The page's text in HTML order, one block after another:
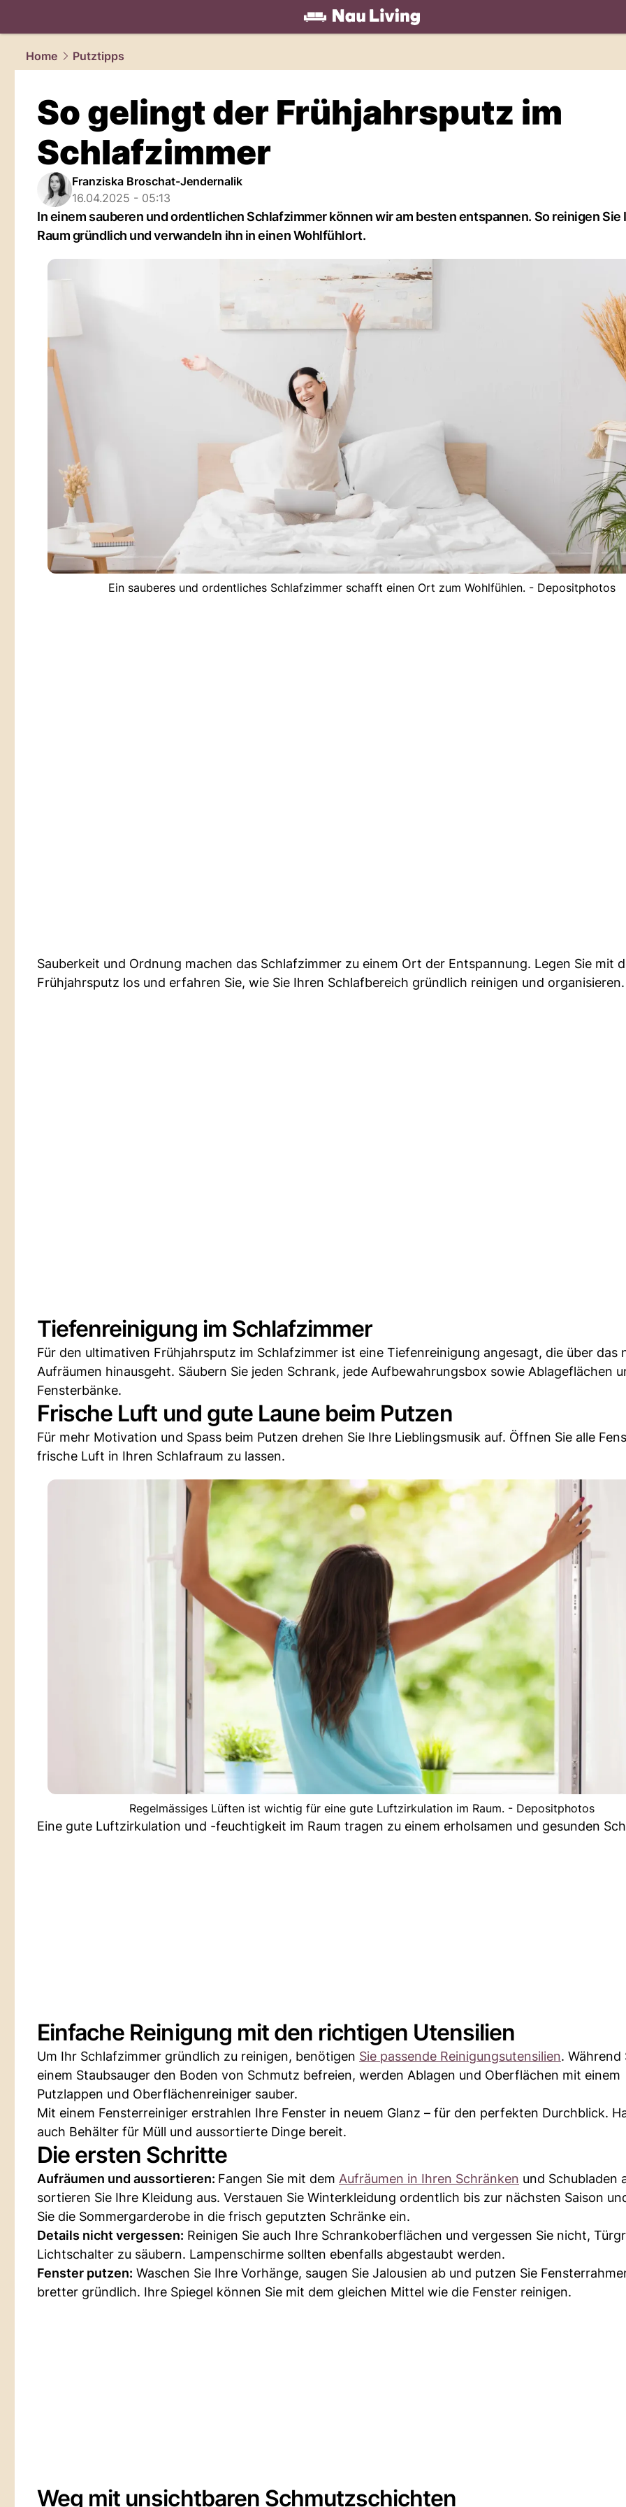
living.NAU.ch
Home
Putztipps
So gelingt der Frühjahrsputz im
Schlafzimmer
Franziska Broschat-Jendernalik
16.04.2025 - 05:13
In einem sauberen und ordentlichen Schlafzimmer können wir am besten entspannen. So reinigen Sie
Raum gründlich und verwandeln ihn in einen Wohlfühlort.
Ein sauberes und ordentliches Schlafzimmer schafft einen Ort zum Wohlfühlen. - Depositphotos
Sauberkeit und Ordnung machen das Schlafzimmer zu einem Ort der Entspannung. Legen Sie mit
Frühjahrsputz los und erfahren Sie, wie Sie Ihren Schlafbereich gründlich reinigen und organisieren.
Tiefenreinigung im Schlafzimmer
Für den ultimativen Frühjahrsputz im Schlafzimmer ist eine Tiefenreinigung angesagt, die über das
Aufräumen hinausgeht. Säubern Sie jeden Schrank, jede Aufbewahrungsbox sowie Ablageflächen
Fensterbänke.
Frische Luft und gute Laune beim Putzen
Für mehr Motivation und Spass beim Putzen drehen Sie Ihre Lieblingsmusik auf. Öffnen Sie alle
frische Luft in Ihren Schlafraum zu lassen.
Regelmässiges Lüften ist wichtig für eine gute Luftzirkulation im Raum. - Depositphotos
Eine gute Luftzirkulation und -feuchtigkeit im Raum tragen zu einem erholsamen und gesunden
Einfache Reinigung mit den richtigen Utensilien
Um Ihr Schlafzimmer gründlich zu reinigen, benötigen Sie passende Reinigungsutensilien. Während
einem Staubsauger den Boden von Schmutz befreien, werden Ablagen und Oberflächen mit einem
Putzlappen und Oberflächenreiniger sauber.
Mit einem Fensterreiniger erstrahlen Ihre Fenster in neuem Glanz – für den perfekten Durchblick.
auch Behälter für Müll und aussortierte Dinge bereit.
Die ersten Schritte
Aufräumen und aussortieren: Fangen Sie mit dem Aufräumen in Ihren Schränken und Schubladen
sortieren Sie Ihre Kleidung aus. Verstauen Sie Winterkleidung ordentlich bis zur nächsten Saison
Sie die Sommergarderobe in die frisch geputzten Schränke ein.
Details nicht vergessen: Reinigen Sie auch Ihre Schrankoberflächen und vergessen Sie nicht,
Lichtschalter zu säubern. Lampenschirme sollten ebenfalls abgestaubt werden.
Fenster putzen: Waschen Sie Ihre Vorhänge, saugen Sie Jalousien ab und putzen Sie
bretter gründlich. Ihre Spiegel können Sie mit dem gleichen Mittel wie die Fenster reinigen.
Weg mit unsichtbaren Schmutzschichten